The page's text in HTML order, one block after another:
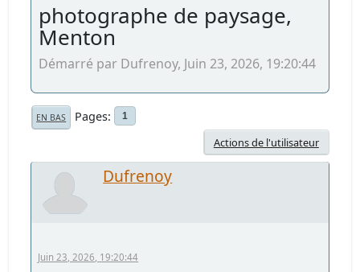
photographe de paysage,
Menton
Démarré par Dufrenoy, Juin 23, 2026, 19:20:44
EN BAS Pages 1
Actions de l'utilisateur
Dufrenoy
Juin 23, 2026, 19:20:44